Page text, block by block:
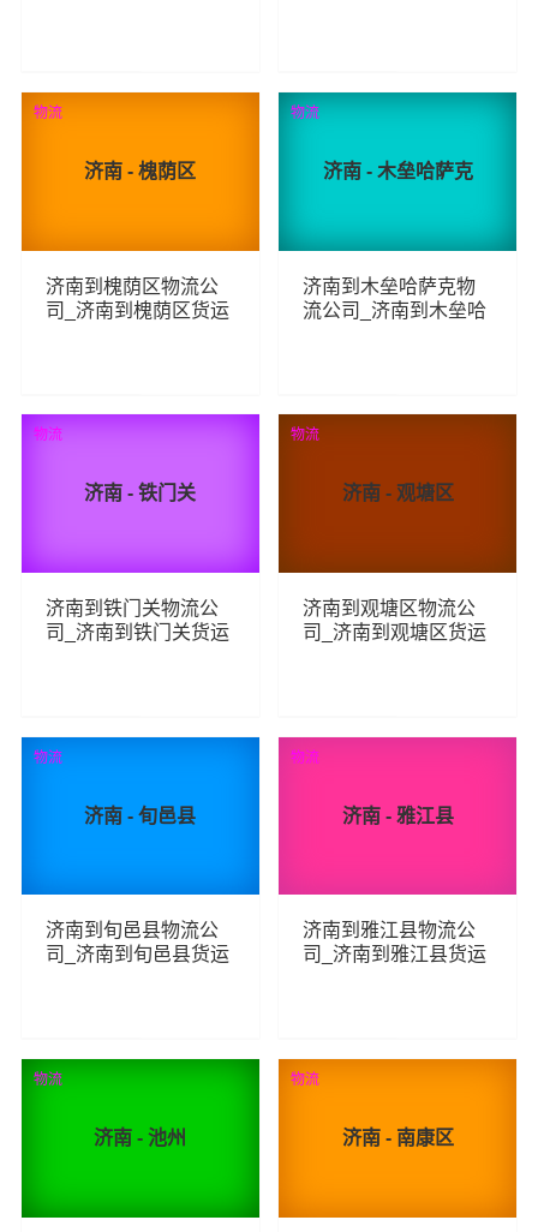
116 查看详细 68 查看详细
济南 - 槐荫区
济南到槐荫区物流公
司_济南到槐荫区货运
73 查看详细
物流
济南 - 木垒哈萨克
济南到木垒哈萨克物
流公司_济南到木垒哈
70 查看详细
物流
济南 - 铁门关
济南到铁门关物流公
司_济南到铁门关货运
229 查看详细
物流
济南 - 观塘区
济南到观塘区物流公
司_济南到观塘区货运
93 查看详细
物流
济南 - 旬邑县
济南到旬邑县物流公
司_济南到旬邑县货运
77 查看详细
物流
济南 - 雅江县
济南到雅江县物流公
司_济南到雅江县货运
99 查看详细
物流
济南 - 池州
物流
济南 - 南康区
物流